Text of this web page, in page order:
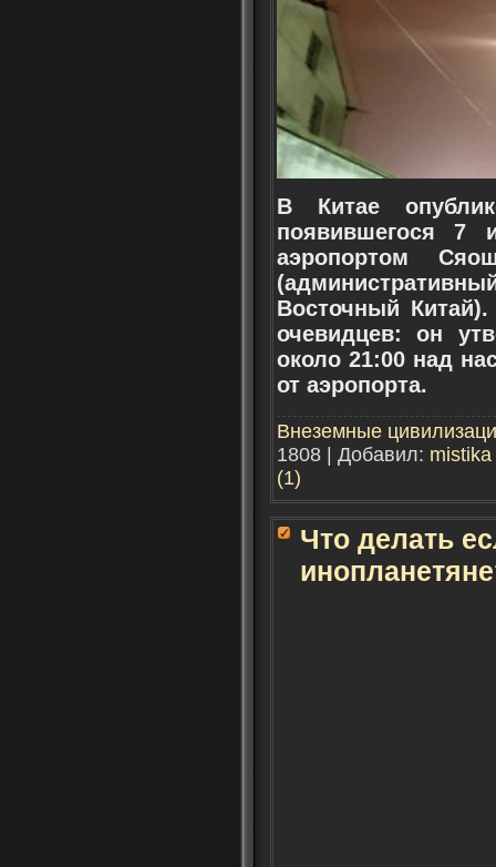
В Китае
появившегося 7
аэропортом
Восточный
очевидцев: он
около 21:00 над
от аэропорта.
Внеземные
1808 | Добавил: mistika
(1)
Что делать